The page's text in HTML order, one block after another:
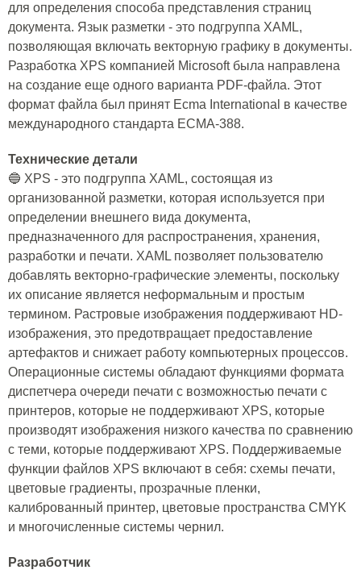
для определения способа представления страниц
документа. Язык разметки - это подгруппа XAML,
позволяющая включать векторную графику в документы.
Разработка XPS компанией Microsoft была направлена
на создание еще одного варианта PDF-файла. Этот
формат файла был принят Ecma International в качестве
международного стандарта ECMA-388.
Технические детали
🔵 XPS - это подгруппа XAML, состоящая из
организованной разметки, которая используется при
определении внешнего вида документа,
предназначенного для распространения, хранения,
разработки и печати. XAML позволяет пользователю
добавлять векторно-графические элементы, поскольку
их описание является неформальным и простым
термином. Растровые изображения поддерживают HD-
изображения, это предотвращает предоставление
артефактов и снижает работу компьютерных процессов.
Операционные системы обладают функциями формата
диспетчера очереди печати с возможностью печати с
принтеров, которые не поддерживают XPS, которые
производят изображения низкого качества по сравнению
с теми, которые поддерживают XPS. Поддерживаемые
функции файлов XPS включают в себя: схемы печати,
цветовые градиенты, прозрачные пленки,
калиброванный принтер, цветовые пространства CMYK
и многочисленные системы чернил.
Разработчик